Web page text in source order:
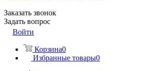
Заказать звонок
Задать вопрос
Войти
Корзина0
Избранные товары0